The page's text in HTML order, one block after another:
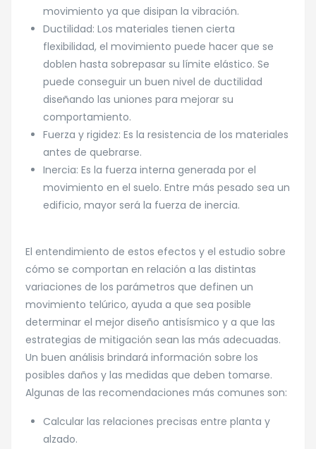
movimiento ya que disipan la vibración.
Ductilidad: Los materiales tienen cierta
flexibilidad, el movimiento puede hacer que se
doblen hasta sobrepasar su límite elástico. Se
puede conseguir un buen nivel de ductilidad
diseñando las uniones para mejorar su
comportamiento.
Fuerza y rigidez: Es la resistencia de los materiales
antes de quebrarse.
Inercia: Es la fuerza interna generada por el
movimiento en el suelo. Entre más pesado sea un
edificio, mayor será la fuerza de inercia.
El entendimiento de estos efectos y el estudio sobre
cómo se comportan en relación a las distintas
variaciones de los parámetros que definen un
movimiento telúrico, ayuda a que sea posible
determinar el mejor diseño antisísmico y a que las
estrategias de mitigación sean las más adecuadas.
Un buen análisis brindará información sobre los
posibles daños y las medidas que deben tomarse.
Algunas de las recomendaciones más comunes son:
Calcular las relaciones precisas entre planta y
alzado.